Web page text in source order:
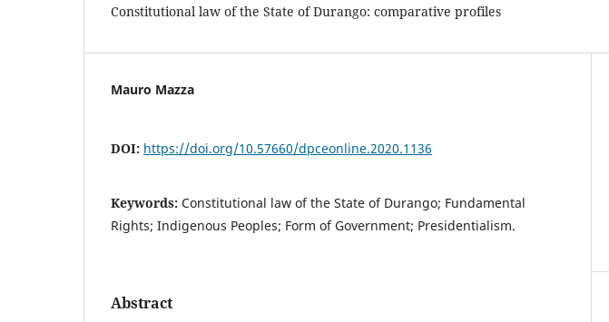
Constitutional law of the State of Durango: comparative profiles
Mauro Mazza
DOI: https://doi.org/10.57660/dpceonline.2020.1136
Keywords: Constitutional law of the State of Durango; Fundamental
Rights; Indigenous Peoples; Form of Government; Presidentialism.
Abstract